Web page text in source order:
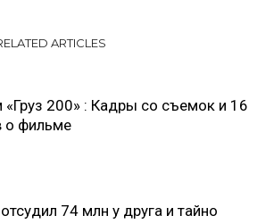
ARTICLES
200» : Кадры со съемок и 16
о фильме
74 млн у друга и тайно